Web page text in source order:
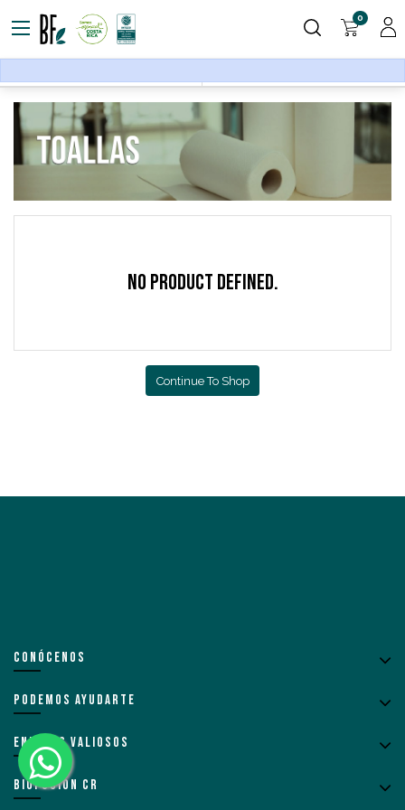
0
Accesorios
No product defined.
Continue To Shop
CONÓCENOS
PODEMOS AYUDARTE
ENLACES VALIOSOS
BIOFUSION CR